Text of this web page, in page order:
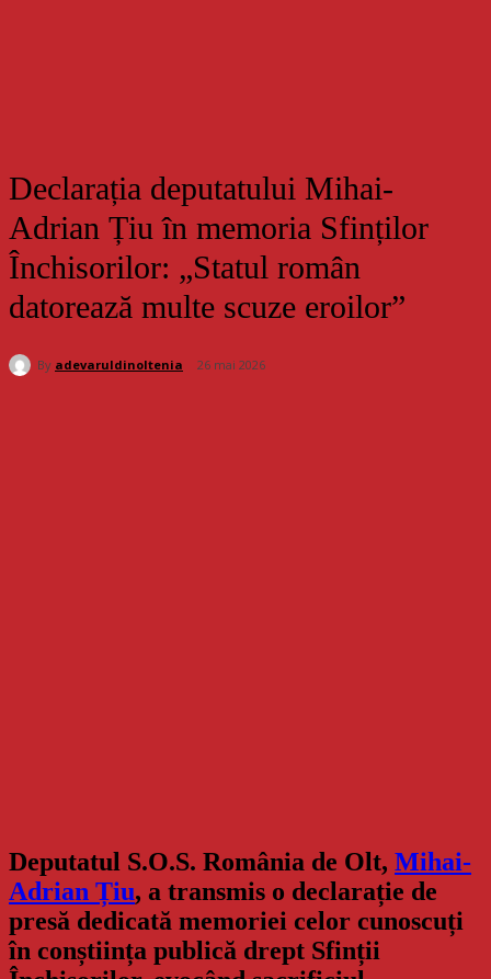
Declarația deputatului Mihai-
Adrian Țiu în memoria Sfinților
Închisorilor: „Statul român
datorează multe scuze eroilor”
By adevaruldinoltenia 26 mai 2026
Deputatul S.O.S. România de Olt, Mihai-
Adrian Țiu, a transmis o declarație de
presă dedicată memoriei celor cunoscuți
în conștiința publică drept Sfinții